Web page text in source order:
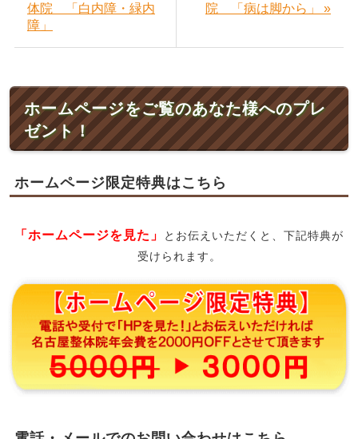
体院 「白内障・緑内
障」
院 「病は脚から」 »
ホームページをご覧のあなた様へのプレ
ゼント！
ホームページ限定特典はこちら
「ホームページを見た」
とお伝えいただくと、下記特典が
受けられます。